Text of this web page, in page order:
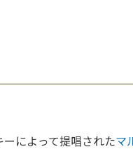
によって提唱されたマ